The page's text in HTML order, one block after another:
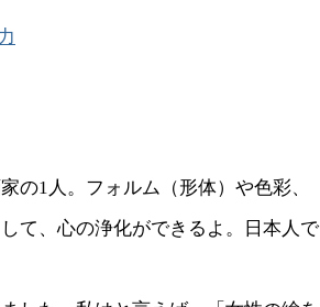
の1人。フォルム（形体）や色彩、
て、心の浄化ができるよ。日本人で